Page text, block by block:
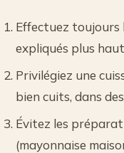
Effectuez toujours
expliqués plus haut
Privilégiez une
bien cuits, dans
Évitez les
(mayonnaise